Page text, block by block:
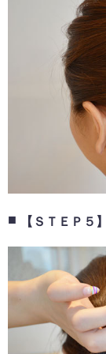
【ＳＴＥＰ５